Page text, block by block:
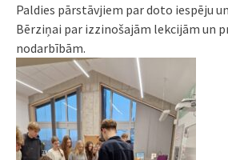
Paldies pārstāvjiem par doto iespēju
Bērziņai par izzinošajām lekcijām un
nodarbībām.